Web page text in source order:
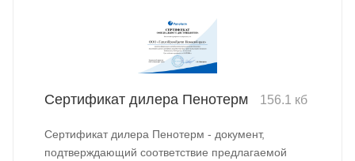
Сертификат дилера Пенотерм 156.1 кб
Сертификат дилера Пенотерм - документ,
подтверждающий соответствие предлагаемой